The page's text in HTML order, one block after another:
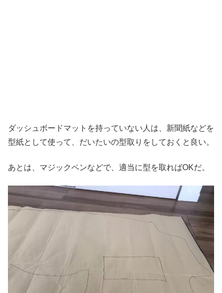
ダッシュボードマットを持っていない人は、新聞紙などを
型紙として使って、だいたいの型取りをしておくと良い。
あとは、マジックペンなどで、適当に型を取ればOKだ。